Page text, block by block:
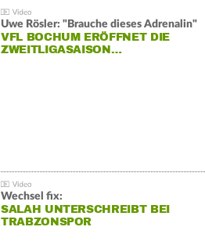
Uwe Rösler: "Brauche dieses Adrenalin"
VFL BOCHUM ERÖFFNET DIE
ZWEITLIGASAISON…
Wechsel fix:
SALAH UNTERSCHREIBT BEI
TRABZONSPOR